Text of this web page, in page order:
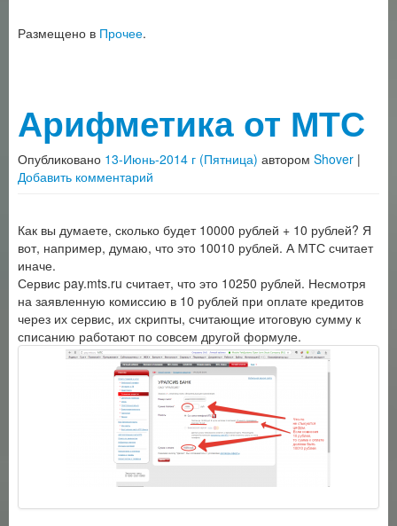
Размещено в Прочее.
Арифметика от МТС
Опубликовано 13-Июнь-2014 г (Пятница) автором Shover |
Добавить комментарий
Как вы думаете, сколько будет 10000 рублей + 10 рублей? Я
вот, например, думаю, что это 10010 рублей. А МТС считает
иначе.
Сервис pay.mts.ru считает, что это 10250 рублей. Несмотря
на заявленную комиссию в 10 рублей при оплате кредитов
через их сервис, их скрипты, считающие итоговую сумму к
списанию работают по совсем другой формуле.